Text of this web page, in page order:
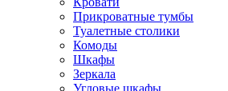
Прикроватные тумбы
Туалетные столики
Комоды
Шкафы
Зеркала
Угловые шкафы